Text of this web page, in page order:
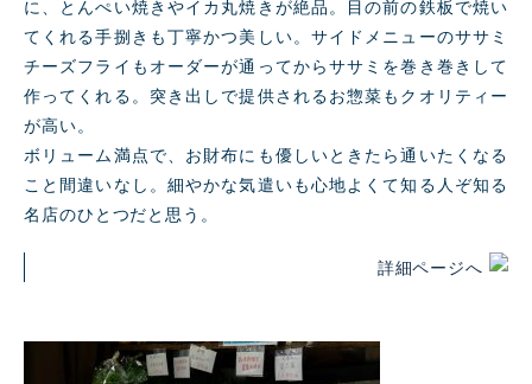
に、とんぺい焼きやイカ丸焼きが絶品。目の前の鉄板で焼い
てくれる手捌きも丁寧かつ美しい。サイドメニューのササミ
チーズフライもオーダーが通ってからササミを巻き巻きして
作ってくれる。突き出しで提供されるお惣菜もクオリティー
が高い。
ボリューム満点で、お財布にも優しいときたら通いたくなる
こと間違いなし。細やかな気遣いも心地よくて知る人ぞ知る
名店のひとつだと思う。
詳細ページへ